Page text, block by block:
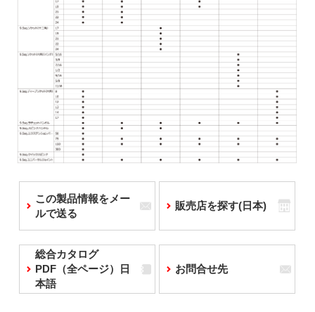
この製品情報をメー
ルで送る
販売店を探す(日本)
総合カタログ
PDF（全ページ）日
本語
お問合せ先